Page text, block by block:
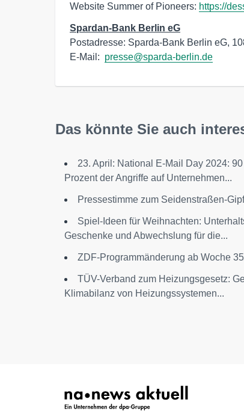
Website Summer of Pioneers: https://
Spardan-Ban k Berlin eG
Postadresse: Sparda-Bank Berlin eG,
E-Mail: presse@sparda-berlin.de
Das könnte Sie auch
23. April: National E-Mail Day 2024: 90
Prozent der Angriffe auf Unternehmen...
Pressestimme zum Seidenstraßen-
Spiel-Ideen für Weihnachten:
Geschenke und Abwechslung für die...
ZDF-Programmänderung ab Woche
TÜV-Verband zum Heizungsgesetz:
Klimabilanz von Heizungssystemen...